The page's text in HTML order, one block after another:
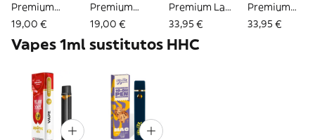
Premium
Marrakech 10-
19,00 €
Premium
Moroccan 10-OH
19,00 €
Premium La
Mousse 10-OH -
33,95 €
Premium
Marrakech 10-
33,95 €
Vapes 1ml sustitutos HHC